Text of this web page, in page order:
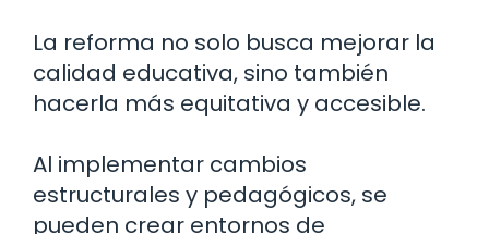
La reforma no solo busca mejorar la
calidad educativa, sino también
hacerla más equitativa y accesible.
Al implementar cambios
estructurales y pedagógicos, se
pueden crear entornos de